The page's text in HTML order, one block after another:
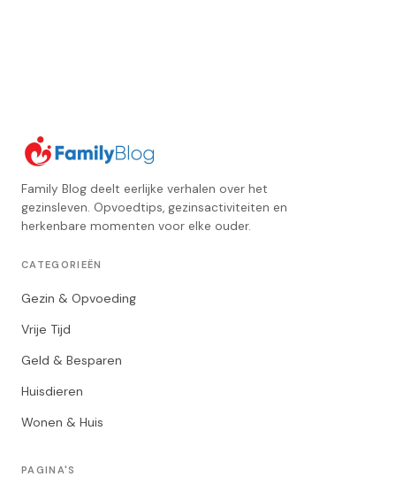
Family Blog deelt eerlijke verhalen over het
gezinsleven. Opvoedtips, gezinsactiviteiten en
herkenbare momenten voor elke ouder.
CATEGORIEËN
Gezin & Opvoeding
Vrije Tijd
Geld & Besparen
Huisdieren
Wonen & Huis
PAGINA'S